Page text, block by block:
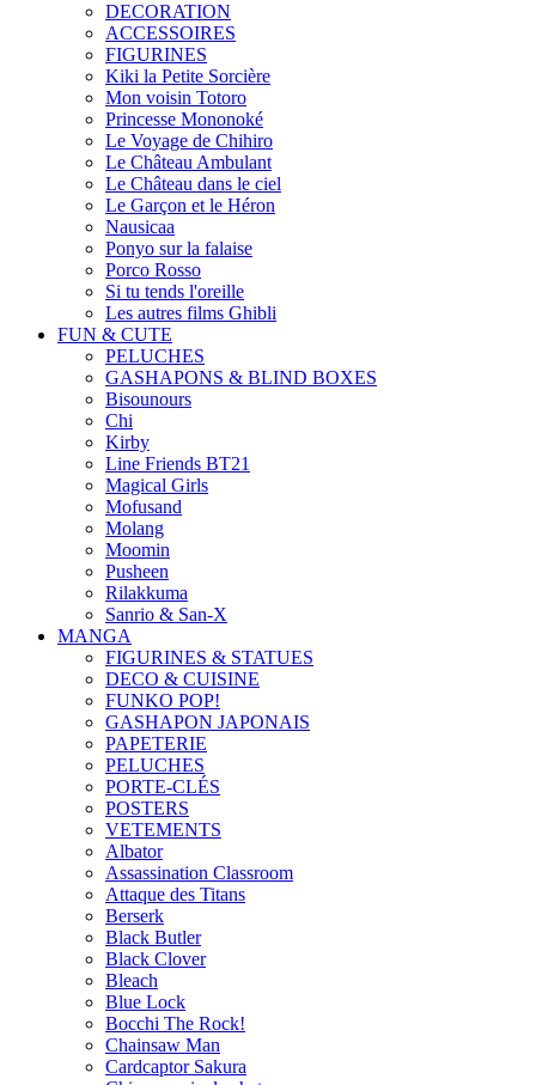
DECORATION
ACCESSOIRES
FIGURINES
Kiki la Petite Sorcière
Mon voisin Totoro
Princesse Mononoké
Le Voyage de Chihiro
Le Château Ambulant
Le Château dans le ciel
Le Garçon et le Héron
Nausicaa
Ponyo sur la falaise
Porco Rosso
Si tu tends l'oreille
Les autres films Ghibli
FUN & CUTE
PELUCHES
GASHAPONS & BLIND BOXES
Bisounours
Chi
Kirby
Line Friends BT21
Magical Girls
Mofusand
Molang
Moomin
Pusheen
Rilakkuma
Sanrio & San-X
MANGA
FIGURINES & STATUES
DECO & CUISINE
FUNKO POP!
GASHAPON JAPONAIS
PAPETERIE
PELUCHES
PORTE-CLÉS
POSTERS
VETEMENTS
Albator
Assassination Classroom
Attaque des Titans
Berserk
Black Butler
Black Clover
Bleach
Blue Lock
Bocchi The Rock!
Chainsaw Man
Cardcaptor Sakura